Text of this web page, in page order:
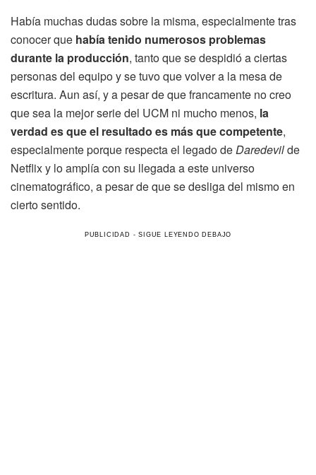
Había muchas dudas sobre la misma, especialmente tras
conocer que había tenido numerosos problemas
durante la producción, tanto que se despidió a ciertas
personas del equipo y se tuvo que volver a la mesa de
escritura. Aun así, y a pesar de que francamente no creo
que sea la mejor serie del UCM ni mucho menos, la
verdad es que el resultado es más que competente,
especialmente porque respecta el legado deDaredevilde
Netflix y lo amplía con su llegada a este universo
cinematográfico, a pesar de que se desliga del mismo en
cierto sentido.